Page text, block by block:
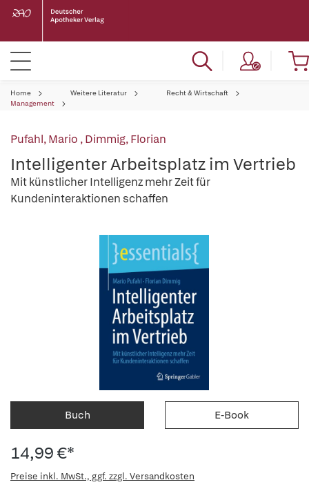
Home Weitere Literatur
Recht & Wirtschaft
Management
Pufahl, Mario ,Dimmig, Florian
Intelligenter Arbeitsplatz im Vertrieb
Mit künstlicher Intelligenz mehr Zeit für
Kundeninteraktionen schaffen
Buch E-Book
14,99 €*
Preise inkl. MwSt., ggf. zzgl. Versandkosten